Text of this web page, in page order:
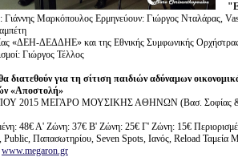
Γιάννης Μαρκόπουλος Eρμηνεύουν: Γιώργος Νταλάρας,
«ΔΕΗ-ΔΕΔΔΗΕ» και της Εθνικής Συμφωνικής
Γιώργος Τέλλος
για τη σίτιση παιδιών αδύναμων
«Αποστολή»
2015 ΜΕΓΑΡΟ ΜΟΥΣΙΚΗΣ ΑΘΗΝΩΝ (Βασ.
48€ Α' Ζώνη: 37€ Β' Ζώνη: 25€ Γ' Ζώνη: 15€
Παπασωτηρίου, Seven Spots, Ιανός, Reload
www.megaron.gr